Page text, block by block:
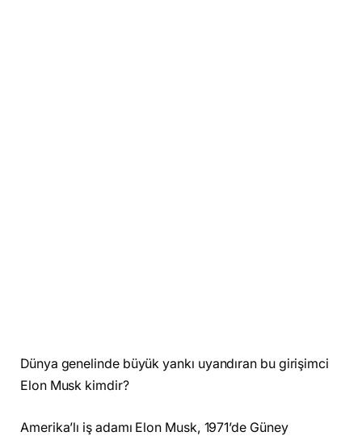
Dünya genelinde büyük yankı uyandıran bu girişimci
Elon Musk kimdir?
Amerika’lı iş adamı Elon Musk, 1971’de Güney